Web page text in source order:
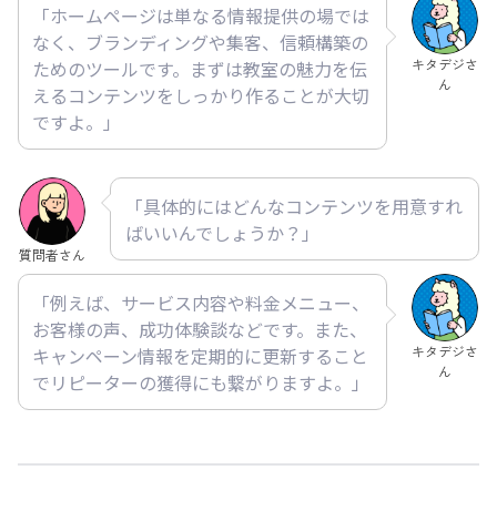
キタデジさ
ん
「ホームページは単なる情報提供の場では
なく、ブランディングや集客、信頼構築の
ためのツールです。まずは教室の魅力を伝
えるコンテンツをしっかり作ることが大切
ですよ。」
質問者さん
「具体的にはどんなコンテンツを用意すれ
ばいいんでしょうか？」
キタデジさ
ん
「例えば、サービス内容や料金メニュー、
お客様の声、成功体験談などです。また、
キャンペーン情報を定期的に更新すること
でリピーターの獲得にも繋がりますよ。」